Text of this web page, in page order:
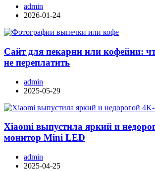
admin
2026-01-24
Сайт для пекарни или кофейни:
не переплатить
admin
2025-05-29
Xiaomi выпустила яркий и
монитор Mini LED
admin
2025-04-25